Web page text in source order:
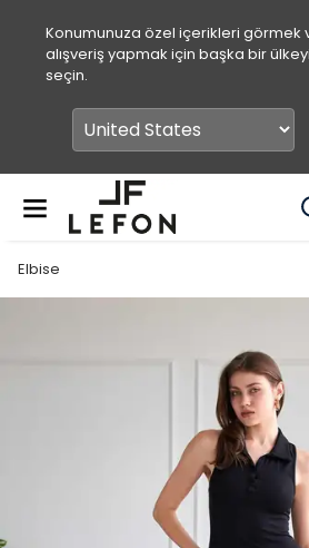
Konumunuza özel içerikleri görmek
alışveriş yapmak için başka bir
seçin.
Elbise